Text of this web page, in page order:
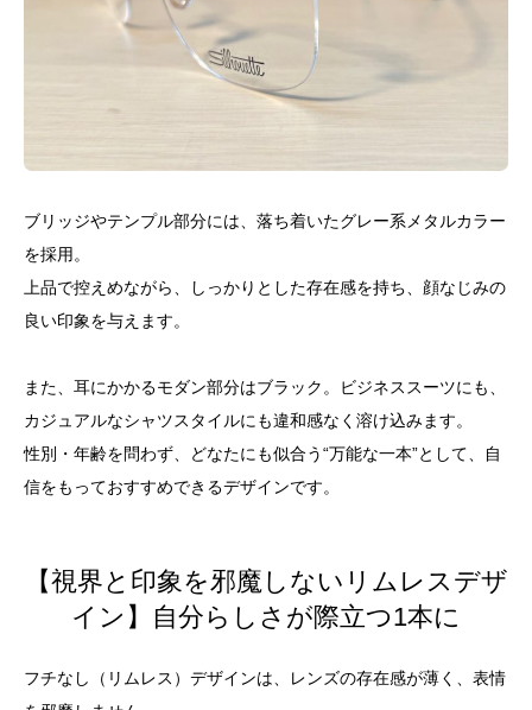
ブリッジやテンプル部分には、落ち着いたグレー系メタルカラー
を採用。
上品で控えめながら、しっかりとした存在感を持ち、顔なじみの
良い印象を与えます。
また、耳にかかるモダン部分はブラック。ビジネススーツにも、
カジュアルなシャツスタイルにも違和感なく溶け込みます。
性別・年齢を問わず、どなたにも似合う“万能な一本”として、自
信をもっておすすめできるデザインです。
【視界と印象を邪魔しないリムレスデザ
イン】自分らしさが際立つ1本に
フチなし（リムレス）デザインは、レンズの存在感が薄く、表情